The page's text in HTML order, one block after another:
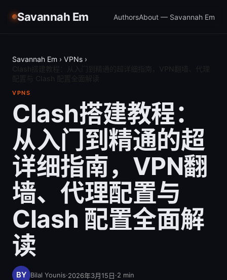
Savannah Em AuthorsAbout — Savannah Em
Savannah Em › VPNs ›
VPNS
Clash搭建教程：
从入门到精通的超
详细指南，VPN翻
墙、代理配置与
Clash 配置全面解
读
Bilal Younis·2026年3月15日·2 min